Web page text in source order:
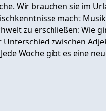
Wir brauchen sie im
macht
zu erschließen: Wie
Unterschied zwischen
Woche gibt es eine